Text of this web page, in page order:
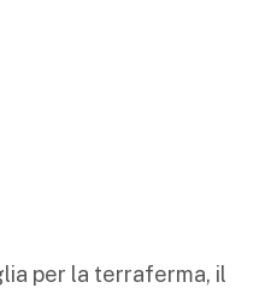
per la terraferma, il